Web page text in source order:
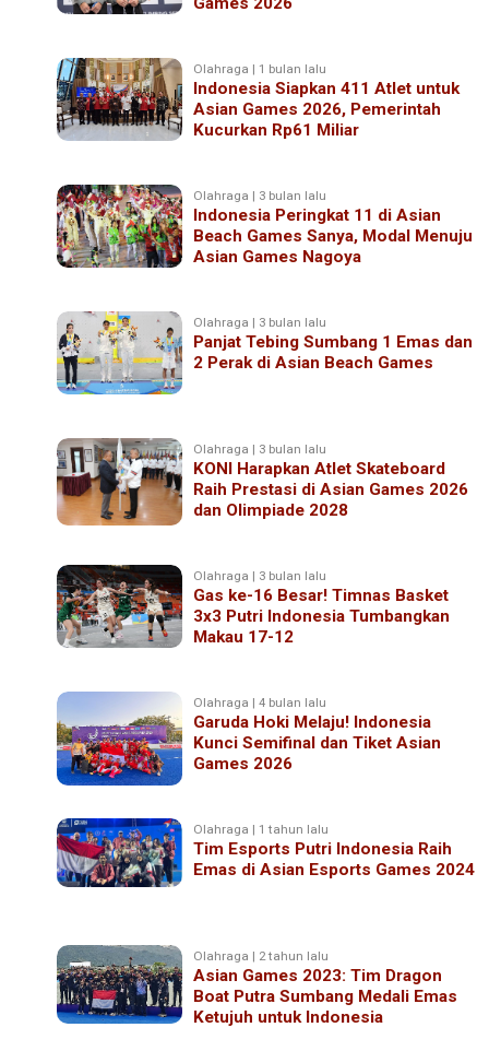
Olahraga | 1 bulan lalu
Indonesia Siapkan 411 Atlet untuk
Asian Games 2026, Pemerintah
Kucurkan Rp61 Miliar
Olahraga | 3 bulan lalu
Indonesia Peringkat 11 di Asian
Beach Games Sanya, Modal Menuju
Asian Games Nagoya
Olahraga | 3 bulan lalu
Panjat Tebing Sumbang 1 Emas dan
2 Perak di Asian Beach Games
Olahraga | 3 bulan lalu
KONI Harapkan Atlet Skateboard
Raih Prestasi di Asian Games 2026
dan Olimpiade 2028
Olahraga | 3 bulan lalu
Gas ke-16 Besar! Timnas Basket
3x3 Putri Indonesia Tumbangkan
Makau 17-12
Olahraga | 4 bulan lalu
Garuda Hoki Melaju! Indonesia
Kunci Semifinal dan Tiket Asian
Games 2026
Olahraga | 1 tahun lalu
Tim Esports Putri Indonesia Raih
Emas di Asian Esports Games 2024
Olahraga | 2 tahun lalu
Asian Games 2023: Tim Dragon
Boat Putra Sumbang Medali Emas
Ketujuh untuk Indonesia